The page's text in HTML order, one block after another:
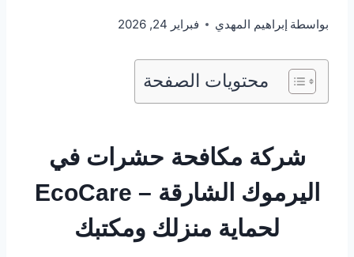
بواسطة إبراهيم المهدي فبراير 24, 2026
محتويات الصفحة
شركة مكافحة حشرات في
اليرموك الشارقة – EcoCare
لحماية منزلك ومكتبك